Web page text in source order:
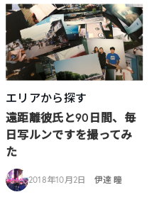
エリアから探す
遠距離彼氏と90日間、毎
日写ルンですを撮ってみ
た
2018年10月2日 伊達 瞳